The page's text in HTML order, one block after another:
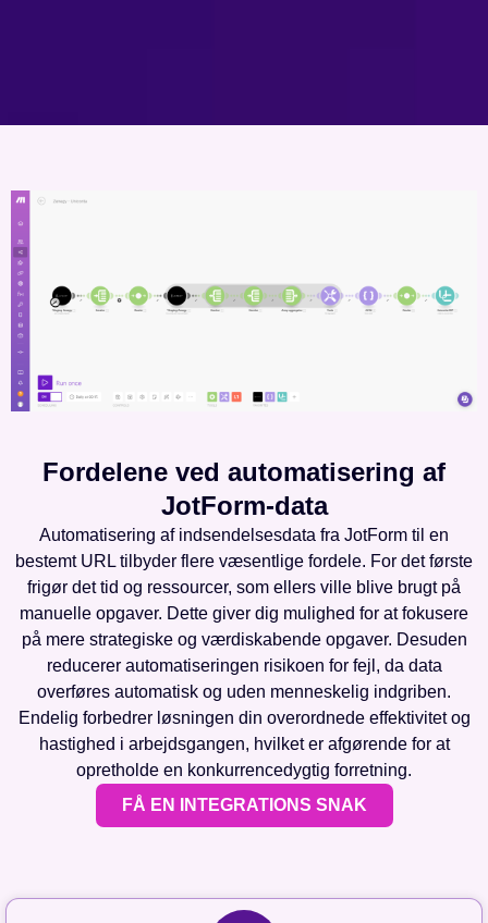
Fordelene ved automatisering af
JotForm-data
Automatisering af indsendelsesdata fra JotForm til en
bestemt URL tilbyder flere væsentlige fordele. For det første
frigør det tid og ressourcer, som ellers ville blive brugt på
manuelle opgaver. Dette giver dig mulighed for at fokusere
på mere strategiske og værdiskabende opgaver. Desuden
reducerer automatiseringen risikoen for fejl, da data
overføres automatisk og uden menneskelig indgriben.
Endelig forbedrer løsningen din overordnede effektivitet og
hastighed i arbejdsgangen, hvilket er afgørende for at
opretholde en konkurrencedygtig forretning.
FÅ EN INTEGRATIONS SNAK